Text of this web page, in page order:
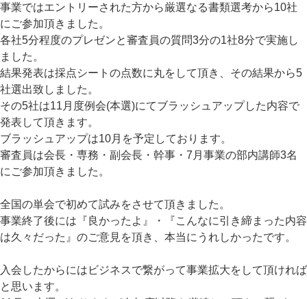
事業ではエントリーされた方から厳選なる書類選考から10社
にご参加頂きました。
各社5分程度のプレゼンと審査員の質問3分の1社8分で実施し
ました。
結果発表は採点シートの点数に丸をして頂き、その結果から5
社選出致しました。
その5社は11月度例会(本選)にてブラッシュアップした内容で
発表して頂きます。
ブラッシュアップは10月を予定しております。
審査員は会長・専務・副会長・幹事・7月事業の部内講師3名
にご参加頂きました。
全国の単会で初めて試みをさせて頂きました。
事業終了後には『良かったよ』・『こんなに引き締まった内容
は久々だった』のご意見を頂き、本当にうれしかったです。
入会したからにはビジネスで繋がって事業拡大をして頂ければ
と思います。